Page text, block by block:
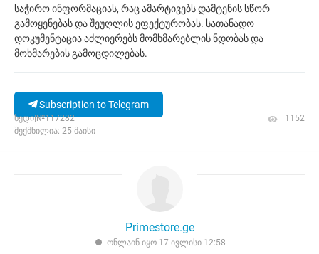
საჭირო ინფორმაციას, რაც ამარტივებს დამტენის სწორ
გამოყენებას და შეუღლის ეფექტურობას. სათანადო
დოკუმენტაცია აძლიერებს მომხმარებლის ნდობას და
მოხმარების გამოცდილებას.
Subscription to Telegram
ხედი|№117282
შექმნილია: 25 მაისი
1152
Primestore.ge
ონლაინ იყო 17 ივლისი 12:58